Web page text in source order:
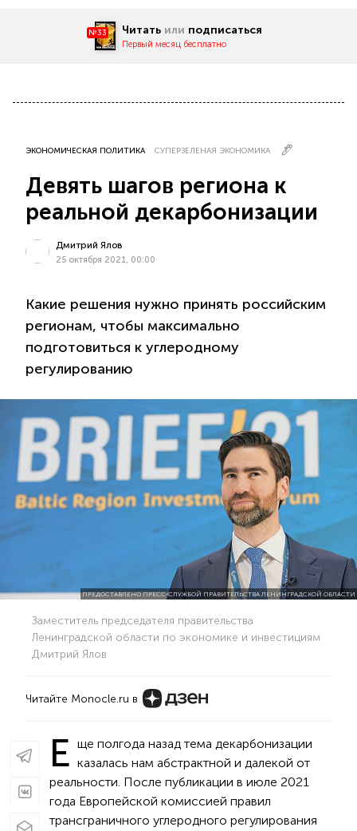
№33 Читать или подписаться
Первый месяц бесплатно
ЭКОНОМИЧЕСКАЯ ПОЛИТИКА СУПЕРЗЕЛЕНАЯ ЭКОНОМИКА
Девять шагов региона к
реальной декарбонизации
Дмитрий Ялов
25 октября 2021, 00:00
Какие решения нужно принять российским
регионам, чтобы максимально
подготовиться к углеродному
регулированию
ПРЕДОСТАВЛЕНО ПРЕСС-СЛУЖБОЙ ПРАВИТЕЛЬСТВА ЛЕНИНГРАДСКОЙ ОБЛАСТИ
Заместитель председателя правительства
Ленинградской области по экономике и инвестициям
Дмитрий Ялов
Читайте Monocle.ru в
Е ще полгода назад тема декарбонизации
казалась нам абстрактной и далекой от
реальности. После публикации в июле 2021
года Европейской комиссией правил
трансграничного углеродного регулирования